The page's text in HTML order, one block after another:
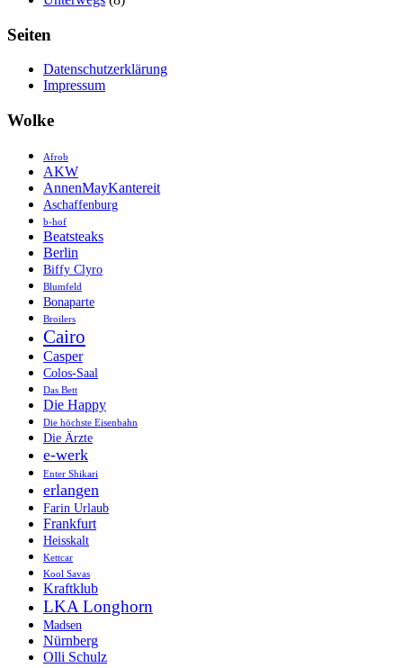
Seiten
Datenschutzerklärung
Impressum
Wolke
Afrob
AKW
AnnenMayKantereit
Aschaffenburg
b-hof
Beatsteaks
Berlin
Biffy Clyro
Blumfeld
Bonaparte
Broilers
Cairo
Casper
Colos-Saal
Das Bett
Die Happy
Die höchste Eisenbahn
Die Ärzte
e-werk
Enter Shikari
erlangen
Farin Urlaub
Frankfurt
Heisskalt
Kettcar
Kool Savas
Kraftklub
LKA Longhorn
Madsen
Nürnberg
Olli Schulz